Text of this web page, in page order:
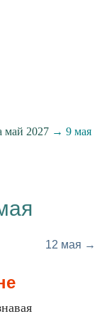
май 2027→ 9 мая
12 мая →